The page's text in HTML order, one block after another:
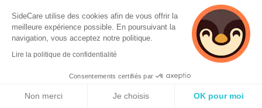
Psychorééducatrice
Employé familial / Employée
familiale auprès d'enfants
SERVICES A LA
PERSONNE ET A LA
COLLECTIVITE
social / Technicienne
L''ENTREPRISE
SideCare utilise des cookies afin de vous offrir la
meilleure expérience possible. En poursuivant la
navigation, vous acceptez notre politique.
Lire la politique de confidentialité
Consentements certifiés par
Non merci Je choisis OK pour moi